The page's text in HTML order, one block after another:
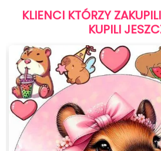
KLIENCI KTÓRZY
KUPILI